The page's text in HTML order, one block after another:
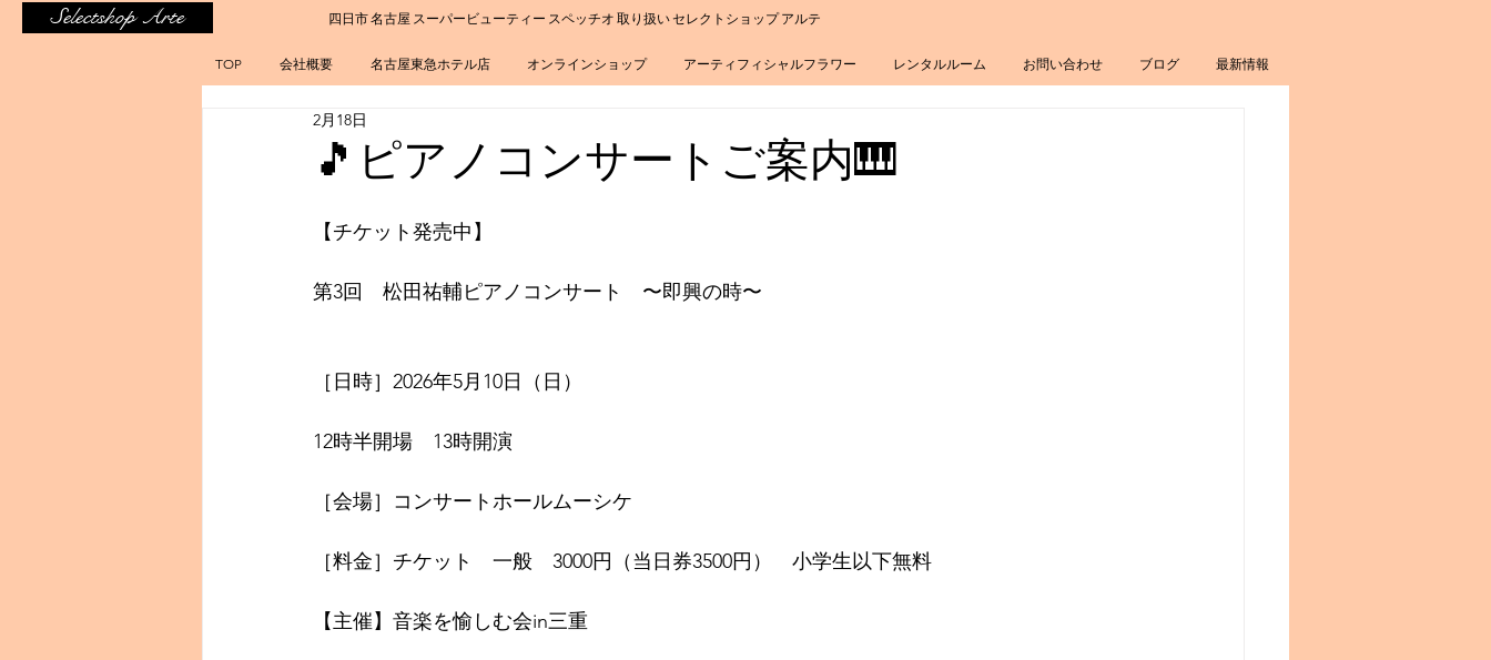
Selectshop Arte 四日市 名古屋 スーパービューティー スペッチオ 取り扱い セレクトショップ アルテ
TOP 会社概要 名古屋東急ホテル店 オンラインショップ アーティフィシャルフラワー レンタルルーム お問い合わせ ブログ 最新情報
🎵ピアノコンサートご案内🎹
2月18日
【チケット発売中】
第3回　松田祐輔ピアノコンサート　〜即興の時〜
［日時］2026年5月10日（日）
12時半開場　13時開演
［会場］コンサートホールムーシケ
［料金］チケット　一般　3000円（当日券3500円）　小学生以下無料
【主催】音楽を愉しむ会in三重